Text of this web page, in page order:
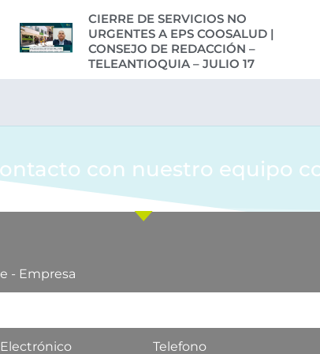
CIERRE DE SERVICIOS NO
URGENTES A EPS COOSALUD |
CONSEJO DE REDACCIÓN –
TELEANTIOQUIA – JULIO 17
con nuestro equipo
- Empresa
Telefono